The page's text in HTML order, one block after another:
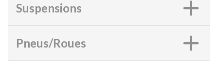
Suspensions
Pneus/Roues